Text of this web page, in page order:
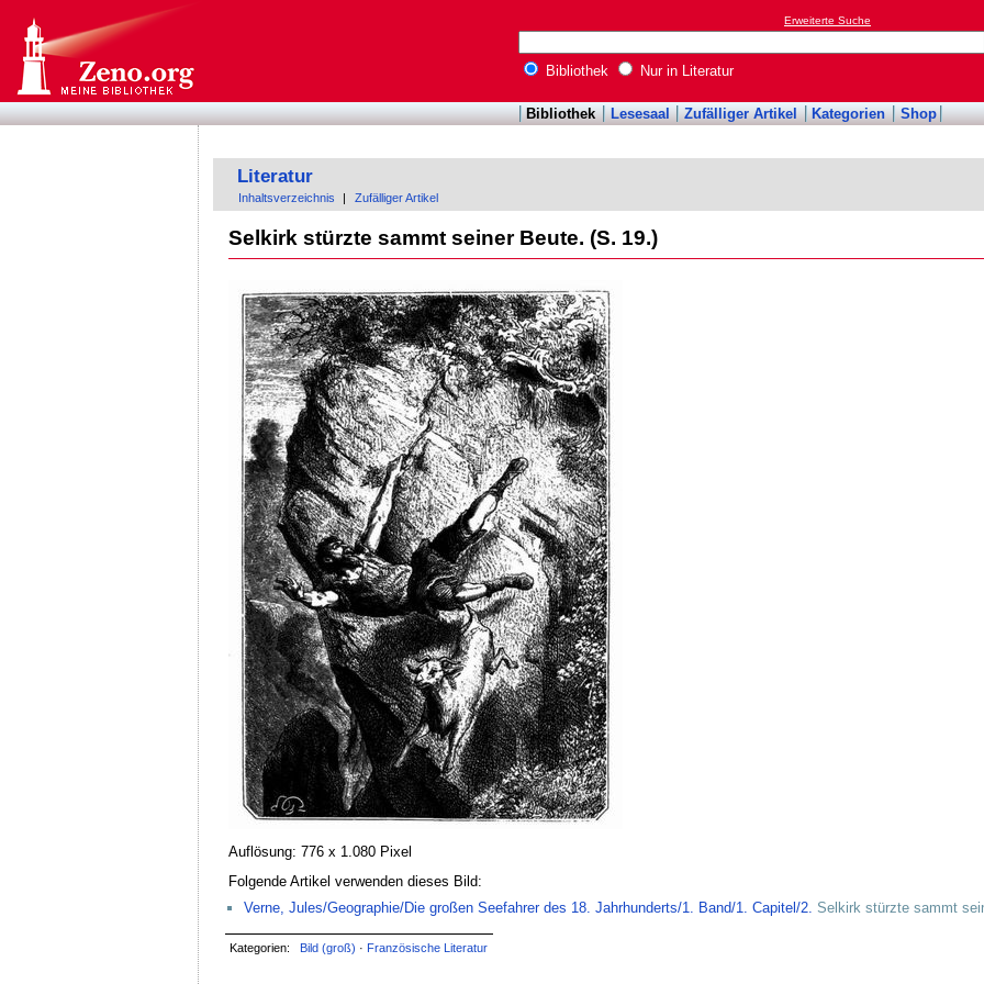
Erweiterte Suche
Bibliothek Nur in Literatur
Bibliothek Lesesaal Zufälliger Artikel Kategorien Shop
Literatur
Inhaltsverzeichnis Zufälliger Artikel
Selkirk stürzte sammt seiner Beute. (S. 19.)
Auflösung: 776 x 1.080 Pixel
Folgende Artikel verwenden dieses Bild:
Verne, Jules/Geographie/Die großen Seefahrer des 18. Jahrhunderts/1. Band/1. Capitel/2. Selkirk stürzte sammt
Kategorien: Bild (groß) · Französische Literatur